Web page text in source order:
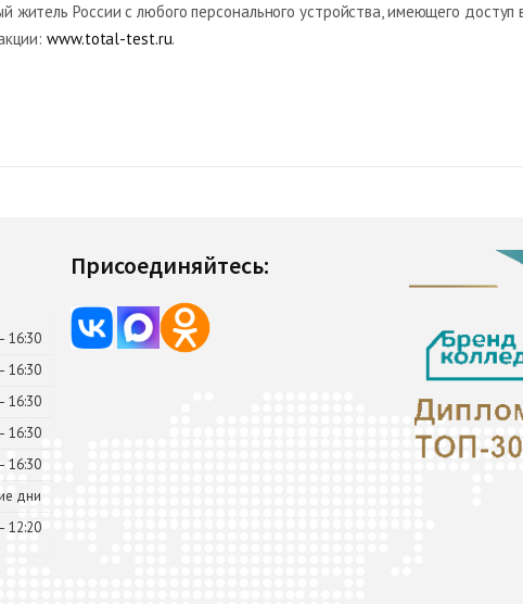
России с любого персонального устройства, имеющего
www.total-test.ru.
16:30
16:30
16:30
16:30
16:30
дни
12:20
Присоединяйтесь: